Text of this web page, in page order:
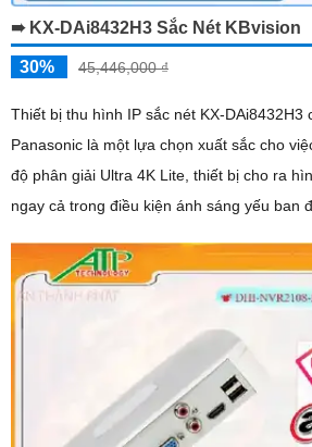
➠ KX-DAi8432H3 Sắc Nét KBvision
30% 45,446,000 ₫
Thiết bị thu hình IP sắc nét KX-DAi8432H3
Panasonic là một lựa chọn xuất sắc cho việc
độ phân giải Ultra 4K Lite, thiết bị cho ra
ngay cả trong điều kiện ánh sáng yếu ban